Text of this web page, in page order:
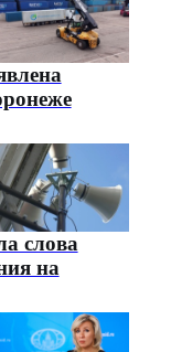
слова
на